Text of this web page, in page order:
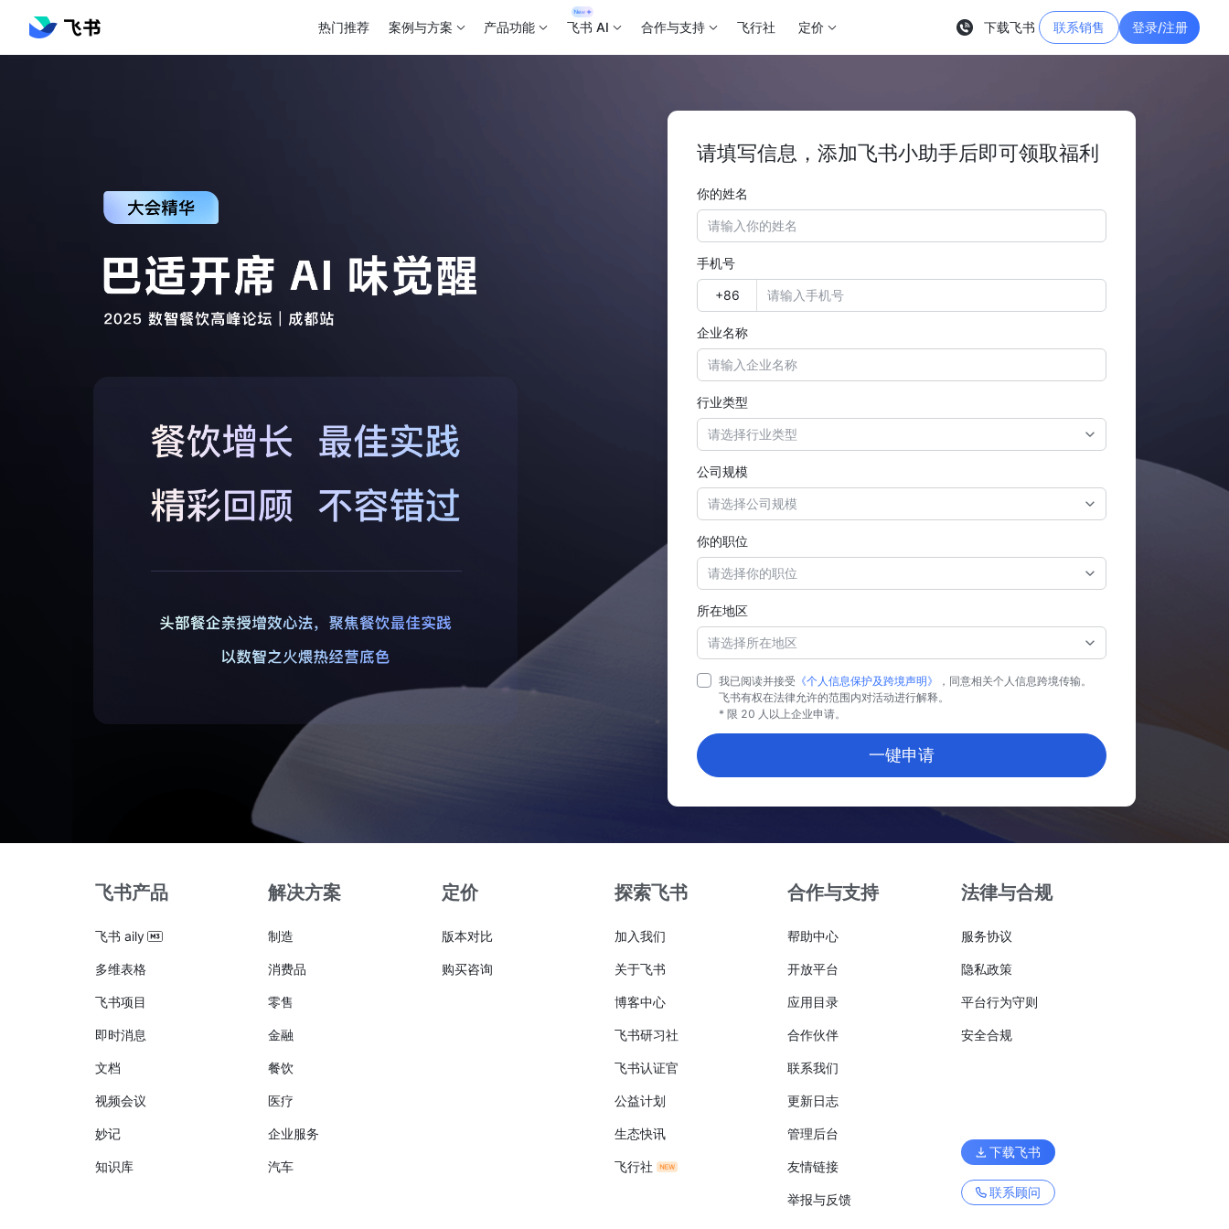
热门推荐 案例与方案 产品功能 飞书 AI 合作与支持 飞行社 定价 下载飞书 联系销售 登录/注册
请填写信息，添加飞书小助手后即可领取福利
你的姓名
手机号
企业名称
行业类型
请选择行业类型
公司规模
请选择公司规模
你的职位
请选择你的职位
所在地区
请选择所在地区
我已阅读并接受 《个人信息保护及跨境声明》
，同意相关个人信息跨境传输。
飞书有权在法律允许的范围内对活动进行解释。
* 限 20 人以上企业申请。
一键申请
飞书产品
飞书 aily
多维表格
飞书项目
即时消息
文档
视频会议
妙记
知识库
解决方案
制造
消费品
零售
金融
餐饮
医疗
企业服务
汽车
定价
版本对比
购买咨询
探索飞书
加入我们
关于飞书
博客中心
飞书研习社
飞书认证官
公益计划
生态快讯
飞行社
合作与支持
帮助中心
开放平台
应用目录
合作伙伴
联系我们
更新日志
管理后台
友情链接
举报与反馈
法律与合规
服务协议
隐私政策
平台行为守则
安全合规
下载飞书
联系顾问